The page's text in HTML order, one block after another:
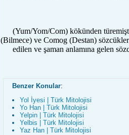
(Yum/Yom/Com) kökünden
(Bilmece) ve Comog (Destan)
edilen ve şaman anlamına gelen
Benzer Konular:
Yol İyesi | Türk Mitolojisi
Yo Han | Türk Mitolojisi
Yelpin | Türk Mitolojisi
Yelbis | Türk Mitolojisi
Yaz Han | Türk Mitolojisi